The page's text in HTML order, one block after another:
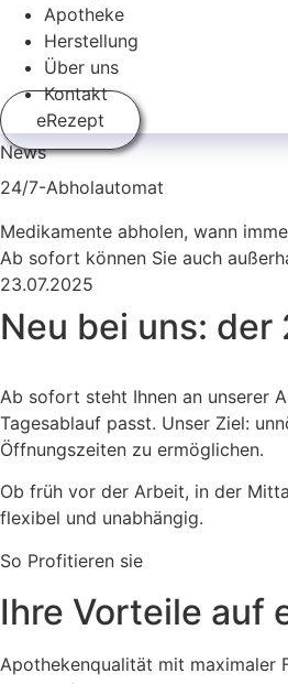
Apotheke
Herstellung
Über uns
Kontakt
eRezept
News
24/7-Ab­hol­auto­mat
Medikamente abholen, wann
Ab sofort können Sie auch
23.07.2025
Neu bei uns:
Ab sofort steht Ihnen an unserer
Tagesablauf passt. Unser Ziel:
Öffnungszeiten zu ermöglichen.
Ob früh vor der Arbeit, in der
flexibel und unabhängig.
So Profitieren sie
Ihre Vorteile auf
Apothekenqualität mit maximaler